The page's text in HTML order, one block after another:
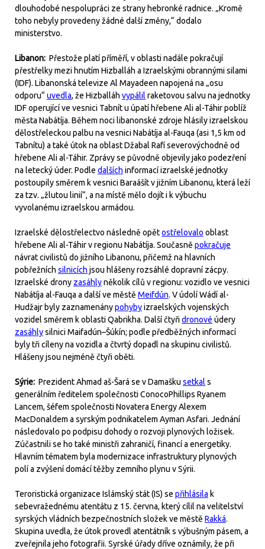
dlouhodobé nespolupráci ze strany hebronké radnice. „Kromě
toho nebyly provedeny žádné další změny,“ dodalo
ministerstvo.
Libanon: Přestože platí příměří, v oblasti nadále pokračují
přestřelky mezi hnutím Hizballáh a Izraelskými obrannými silami
(IDF). Libanonská televize Al Mayadeen napojená na „osu
odporu“ uvedla, že Hizballáh vypálil raketovou salvu na jednotky
IDF operující ve vesnici Tabnít u úpatí hřebene Ali al-Táhir poblíž
města Nabátíja. Během noci libanonské zdroje hlásily izraelskou
dělostřeleckou palbu na vesnici Nabátíja al-Fauqa (asi 1,5 km od
Tabnítu) a také útok na oblast Džabal Rafí severovýchodně od
hřebene Ali al-Táhir. Zprávy se původně objevily jako podezření
na letecký úder. Podle dalších informací izraelské jednotky
postoupily směrem k vesnici Baraášít v jižním Libanonu, která leží
za tzv. „žlutou linií“, a na místě mělo dojít i k výbuchu
vyvolanému izraelskou armádou.
Izraelské dělostřelectvo následně opětostřelovalo oblast
hřebene Ali al-Táhir v regionu Nabátíja. Současně pokračuje
návrat civilistů do jižního Libanonu, přičemž na hlavních
pobřežních silnicích jsou hlášeny rozsáhlé dopravní zácpy.
Izraelské drony zasáhlyněkolik cílů v regionu: vozidlo ve vesnici
Nabátíja al-Fauqa a další ve městě Meifdún. V údolí Wádí al-
Hudžajr byly zaznamenánypohybyizraelských vojenských
vozidel směrem k oblasti Qabrikha. Další čtyřidronové údery
zasáhlysilnici Maifadún–Šúkín; podle předběžných informací
byly tři cíleny na vozidla a čtvrtý dopadl na skupinu civilistů.
Hlášeny jsou nejméně čtyři oběti.
Sýrie: Prezident Ahmad aš-Šará se v Damašku setkal s
generálním ředitelem společnosti ConocoPhillips Ryanem
Lancem, šéfem společnosti Novatera Energy Alexem
MacDonaldem a syrským podnikatelem Ayman Asfari. Jednání
následovalo po podpisu dohody o rozvoji plynových ložisek.
Zúčastnili se ho také ministři zahraničí, financí a energetiky.
Hlavním tématem byla modernizace infrastruktury plynových
polí a zvýšení domácí těžby zemního plynu v Sýrii.
Teroristická organizace Islámský stát (IS) se přihlásila k
sebevražednému atentátu z 15. června, který cílil na velitelství
syrských vládních bezpečnostních složek ve městě Rakká.
Skupina uvedla, že útok provedl atentátník s výbušným pásem, a
zveřejnila jeho fotografii. Syrské úřady dříve oznámily, že při